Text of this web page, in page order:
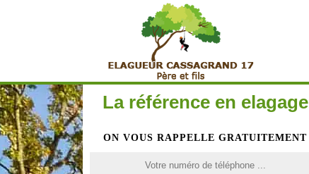
La référence en elagage
ON VOUS RAPPELLE GRATUITEMENT